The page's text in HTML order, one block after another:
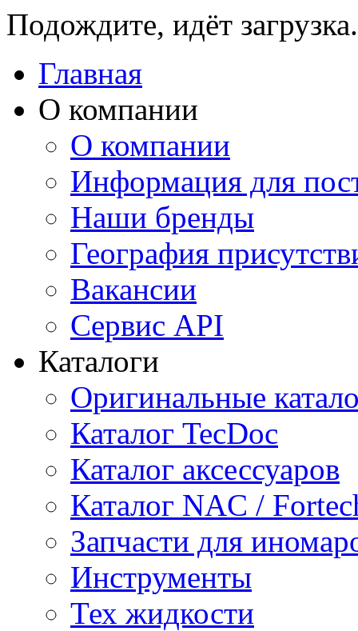
Подождите, идёт
Главная
О компании
О компании
Информация для
Наши бренды
География
Вакансии
Сервис API
Каталоги
Оригинальные
Каталог TecDoc
Каталог аксессуаров
Каталог NAC /
Запчасти для
Инструменты
Тех жидкости